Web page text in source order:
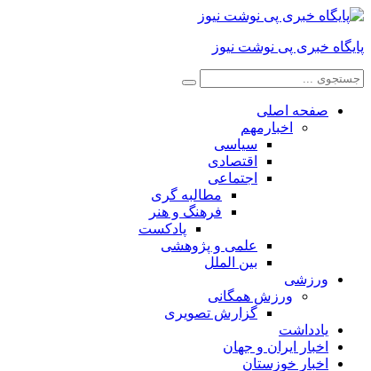
پایگاه خبری پی نوشت نیوز
صفحه اصلی
اخبارمهم
سیاسی
اقتصادی
اجتماعی
مطالبه گری
فرهنگ و هنر
پادکست
علمی و پژوهشی
بین الملل
ورزشی
ورزش همگانی
گزارش تصویری
یادداشت
اخبار ایران و جهان
اخبار خوزستان